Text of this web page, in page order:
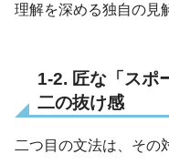
理解を深める独自の見
1-2. 匠な「スポ
二の抜け感
二つ目の文法は、その